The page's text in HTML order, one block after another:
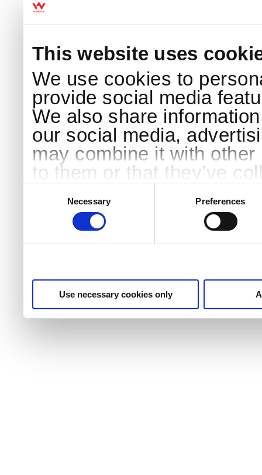
This website uses
We use cookies to
provide social media
We also share
our social media,
may combine it with
to them or that they’ve
Necessary Preferences
Use necessary cookies only